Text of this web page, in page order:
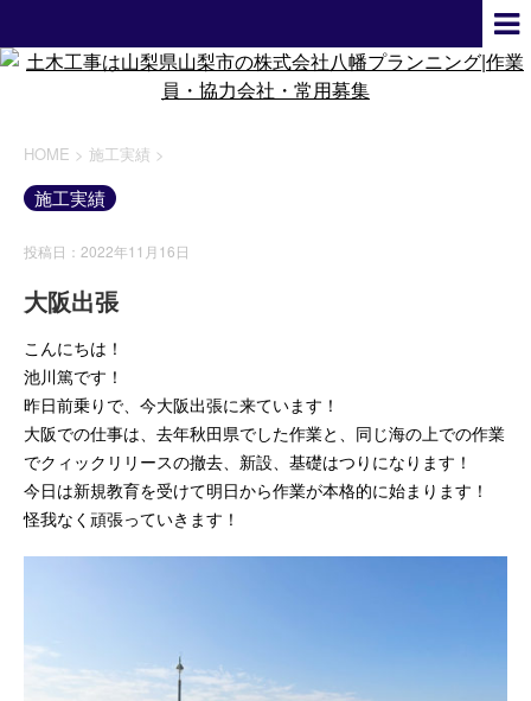
HOME > 施工実績 >
施工実績
投稿日：2022年11月16日
大阪出張
こんにちは！
池川篤です！
昨日前乗りで、今大阪出張に来ています！
大阪での仕事は、去年秋田県でした作業と、同じ海の上での作業
でクィックリリースの撤去、新設、基礎はつりになります！
今日は新規教育を受けて明日から作業が本格的に始まります！
怪我なく頑張っていきます！